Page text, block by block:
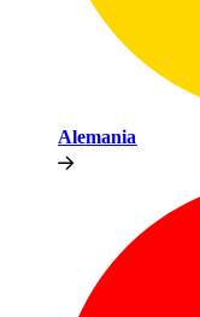
Alemania​​